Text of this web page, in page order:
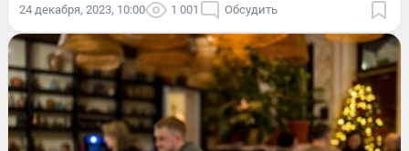
24 декабря, 2023, 10:00 1 001 Обсудить